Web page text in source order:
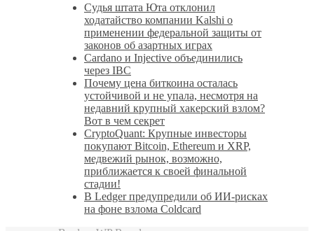
Судья штата Юта отклонил
ходатайство компании Kalshi о
применении федеральной защиты от
законов об азартных играх
Cardano и Injective объединились
через IBC
Почему цена биткоина осталась
устойчивой и не упала, несмотря на
недавний крупный хакерский взлом?
Вот в чем секрет
CryptoQuant: Крупные инвесторы
покупают Bitcoin, Ethereum и XRP,
медвежий рынок, возможно,
приближается к своей финальной
стадии!
В Ledger предупредили об ИИ-рисках
на фоне взлома Coldcard